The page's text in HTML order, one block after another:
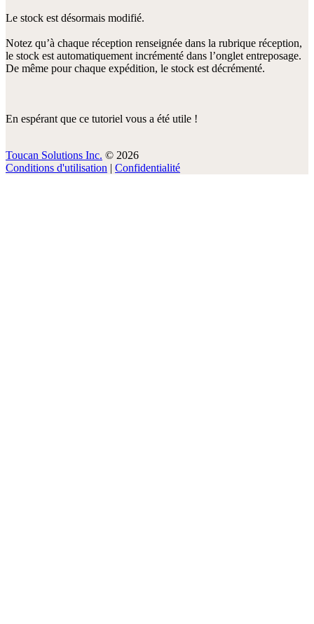
Le stock est désormais modifié.
Notez qu’à chaque réception renseignée dans la rubrique réception,
le stock est automatiquement incrémenté dans l’onglet entreposage.
De même pour chaque expédition, le stock est décrémenté.
En espérant que ce tutoriel vous a été utile !
Toucan Solutions Inc. © 2026
Conditions d'utilisation | Confidentialité